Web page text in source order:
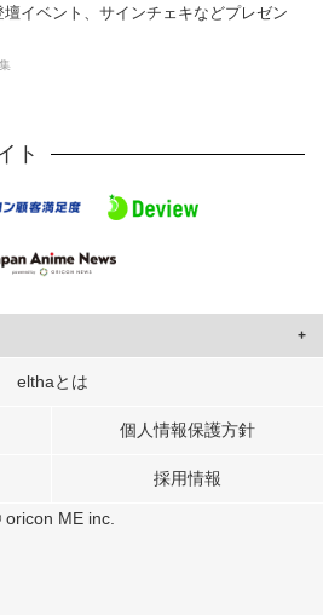
壇イベント、サインチェキなどプレゼン
ト
て、ユーザーに合わせたコンテンツや広告の
の各パートナーに提供しています。
elthaとは
個人情報保護方針
採用情報
oricon ME inc.